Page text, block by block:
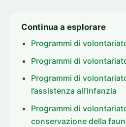
Continua a esplorare
Programmi di
Programmi di
Programmi di
l’assistenza all’infanzia
Programmi di
conservazione della